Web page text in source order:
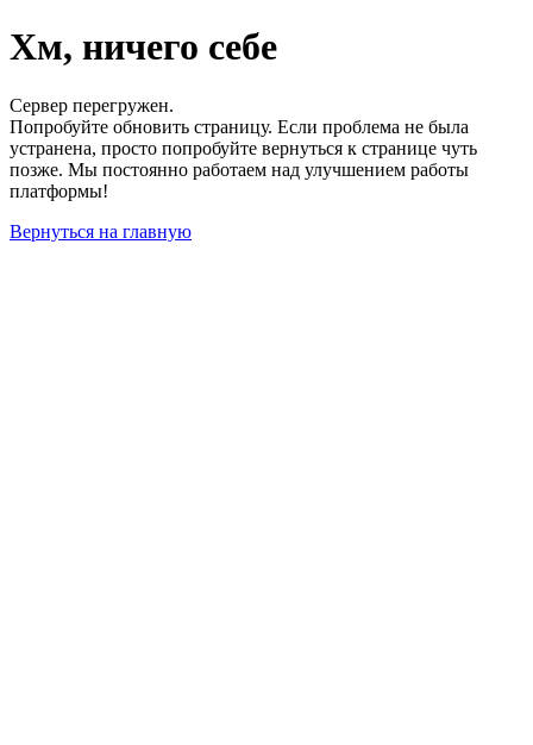
Хм, ничего себе
Сервер перегружен.
Попробуйте обновить страницу. Если проблема не была
устранена, просто попробуйте вернуться к странице чуть
позже. Мы постоянно работаем над улучшением работы
платформы!
Вернуться на главную